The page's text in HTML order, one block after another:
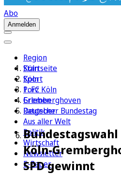
Abo
Anmelden
Region
Köln
Sport
1. FC Köln
Erleben
Ratgeber
Aus aller Welt
Politik
Wirtschaft
Newsletter
E-Paper
Startseite
Köln
Porz
Gremberghoven
Deutscher Bundestag
Bundestagswahl
Köln-
SPD gewinnt